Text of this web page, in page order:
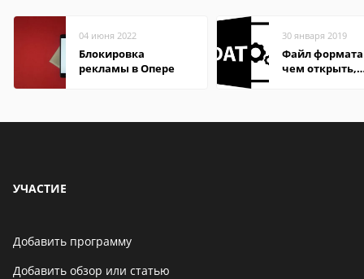
04 июня 2022
Блокировка
рекламы в Опере
30 января 2019
Файл формата
чем открыть,
УЧАСТИЕ
Добавить программу
Добавить обзор или статью